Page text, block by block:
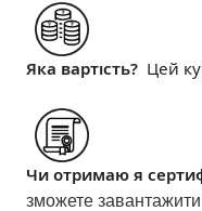
Яка вартість? Цей
Чи отримаю я
зможете завантажити